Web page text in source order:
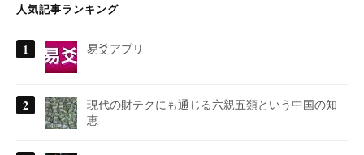
人気記事ランキング
易爻アプリ
現代の財テクにも通じる六親五類という中国の知
恵